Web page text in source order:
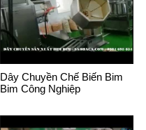
Dây Chuyền Chế Biến Bim
Bim Công Nghiệp